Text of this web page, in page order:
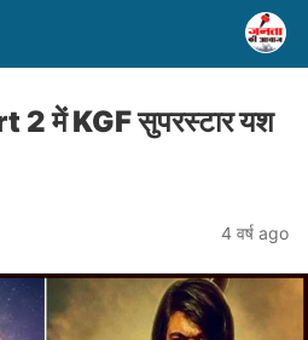
में KGF सुपरस्टार यश
4 वर्ष ago